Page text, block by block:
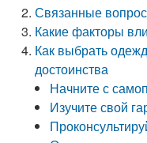
Связанные
Какие факторы
Как выбрать
достоинства
Начните с
Изучите свой